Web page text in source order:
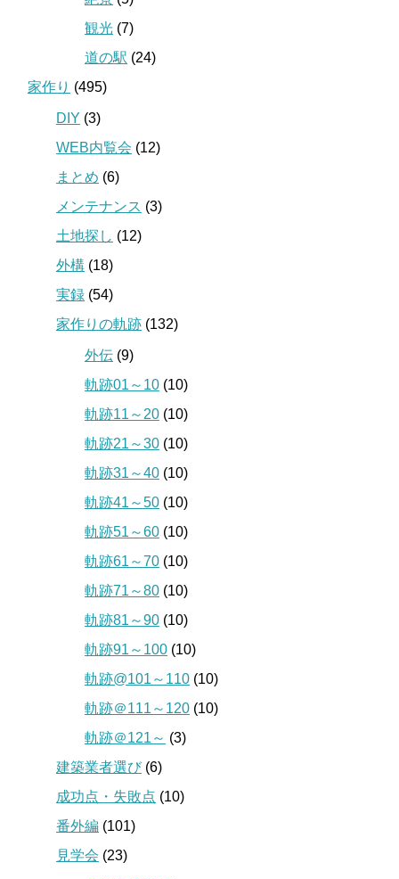
観光 (7)
道の駅 (24)
家作り (495)
DIY (3)
WEB内覧会 (12)
まとめ (6)
メンテナンス (3)
土地探し (12)
外構 (18)
実録 (54)
家作りの軌跡 (132)
外伝 (9)
軌跡01～10 (10)
軌跡11～20 (10)
軌跡21～30 (10)
軌跡31～40 (10)
軌跡41～50 (10)
軌跡51～60 (10)
軌跡61～70 (10)
軌跡71～80 (10)
軌跡81～90 (10)
軌跡91～100 (10)
軌跡@101～110 (10)
軌跡＠111～120 (10)
軌跡＠121～ (3)
建築業者選び(6)
成功点・失敗点 (10)
番外編 (101)
見学会 (23)